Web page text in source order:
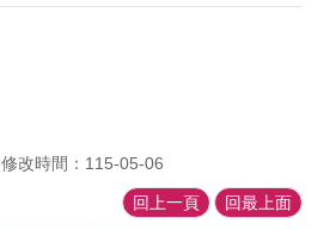
修改時間：115-05-06
回上一頁 回最上面